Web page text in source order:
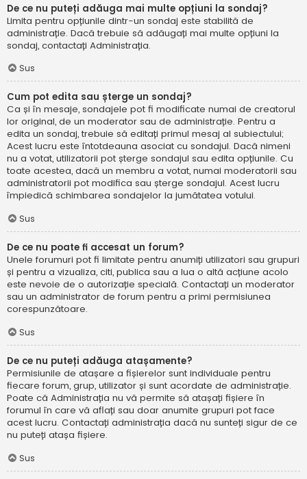
De ce nu puteți adăuga mai multe opțiuni la sondaj?
Limita pentru opțiunile dintr-un sondaj este stabilită de
administrație. Dacă trebuie să adăugați mai multe opțiuni la
sondaj, contactați Administrația.
Sus
Cum pot edita sau șterge un sondaj?
Ca și în mesaje, sondajele pot fi modificate numai de creatorul
lor original, de un moderator sau de administrație. Pentru a
edita un sondaj, trebuie să editați primul mesaj al subiectului;
Acest lucru este întotdeauna asociat cu sondajul. Dacă nimeni
nu a votat, utilizatorii pot șterge sondajul sau edita opțiunile. Cu
toate acestea, dacă un membru a votat, numai moderatorii sau
administratorii pot modifica sau șterge sondajul. Acest lucru
împiedică schimbarea sondajelor la jumătatea votului.
Sus
De ce nu poate fi accesat un forum?
Unele forumuri pot fi limitate pentru anumiți utilizatori sau grupuri
și pentru a vizualiza, citi, publica sau a lua o altă acțiune acolo
este nevoie de o autorizație specială. Contactați un moderator
sau un administrator de forum pentru a primi permisiunea
corespunzătoare.
Sus
De ce nu puteți adăuga atașamente?
Permisiunile de atașare a fișierelor sunt individuale pentru
fiecare forum, grup, utilizator și sunt acordate de administrație.
Poate că Administrația nu vă permite să atașați fișiere în
forumul în care vă aflați sau doar anumite grupuri pot face
acest lucru. Contactați administrația dacă nu sunteți sigur de ce
nu puteți atașa fișiere.
Sus